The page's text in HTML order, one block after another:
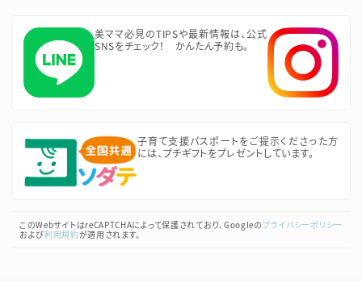
美ママ必見のTIPSや最新情報は、公式
SNSをチェック！ かんたん予約も。
子育て支援パスポートをご提示くださった方
には、プチギフトをプレゼントしています。
このWebサイトはreCAPTCHAによって保護されており、Googleのプライバシーポリシー
および利用規約が適用されます。